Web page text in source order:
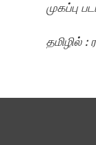
முகப்பு
தமிழில் :